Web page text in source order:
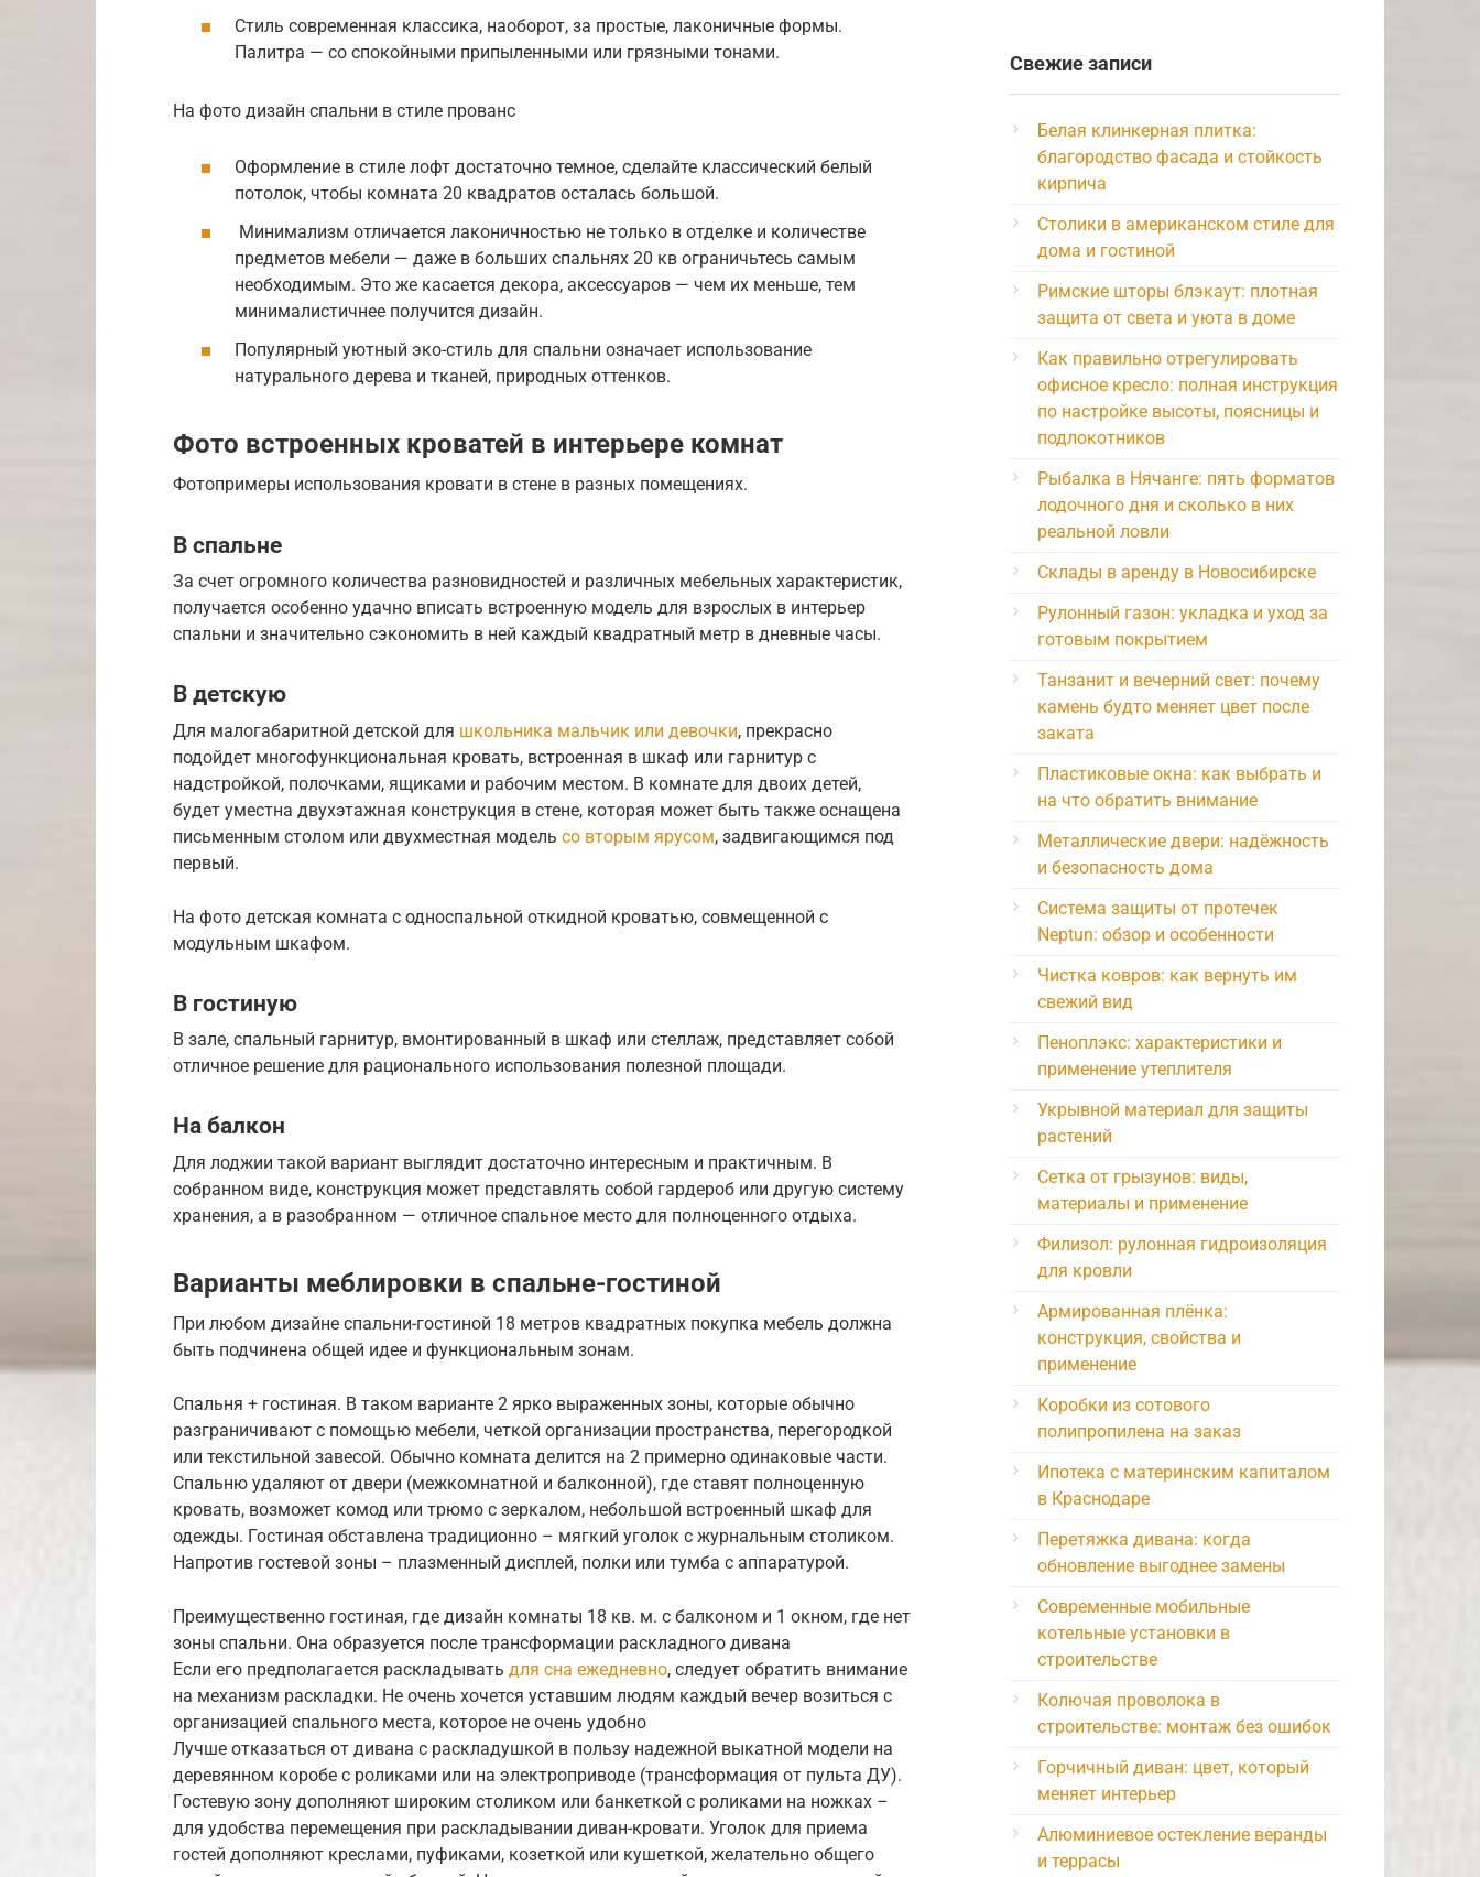
Стиль современная классика, наоборот, за простые, лаконичные формы.
Палитра — со спокойными припыленными или грязными тонами.
На фото дизайн спальни в стиле прованс
Оформление в стиле лофт достаточно темное, сделайте классический белый
потолок, чтобы комната 20 квадратов осталась большой.
Минимализм отличается лаконичностью не только в отделке и количестве
предметов мебели — даже в больших спальнях 20 кв ограничьтесь самым
необходимым. Это же касается декора, аксессуаров — чем их меньше, тем
минималистичнее получится дизайн.
Популярный уютный эко-стиль для спальни означает использование
натурального дерева и тканей, природных оттенков.
Фото встроенных кроватей в интерьере комнат
Фотопримеры использования кровати в стене в разных помещениях.
В спальне
За счет огромного количества разновидностей и различных мебельных характеристик,
получается особенно удачно вписать встроенную модель для взрослых в интерьер
спальни и значительно сэкономить в ней каждый квадратный метр в дневные часы.
В детскую
Для малогабаритной детской для школьника мальчик или девочки, прекрасно
подойдет многофункциональная кровать, встроенная в шкаф или гарнитур с
надстройкой, полочками, ящиками и рабочим местом. В комнате для двоих детей,
будет уместна двухэтажная конструкция в стене, которая может быть также оснащена
письменным столом или двухместная модель со вторым ярусом, задвигающимся под
первый.
На фото детская комната с односпальной откидной кроватью, совмещенной с
модульным шкафом.
В гостиную
В зале, спальный гарнитур, вмонтированный в шкаф или стеллаж, представляет собой
отличное решение для рационального использования полезной площади.
На балкон
Для лоджии такой вариант выглядит достаточно интересным и практичным. В
собранном виде, конструкция может представлять собой гардероб или другую систему
хранения, а в разобранном — отличное спальное место для полноценного отдыха.
Варианты меблировки в спальне-гостиной
При любом дизайне спальни-гостиной 18 метров квадратных покупка мебель должна
быть подчинена общей идее и функциональным зонам.
Спальня + гостиная. В таком варианте 2 ярко выраженных зоны, которые обычно
разграничивают с помощью мебели, четкой организации пространства, перегородкой
или текстильной завесой. Обычно комната делится на 2 примерно одинаковые части.
Спальню удаляют от двери (межкомнатной и балконной), где ставят полноценную
кровать, возможет комод или трюмо с зеркалом, небольшой встроенный шкаф для
одежды. Гостиная обставлена традиционно – мягкий уголок с журнальным столиком.
Напротив гостевой зоны – плазменный дисплей, полки или тумба с аппаратурой.
Преимущественно гостиная, где дизайн комнаты 18 кв. м. с балконом и 1 окном, где нет
зоны спальни. Она образуется после трансформации раскладного дивана
Если его предполагается раскладывать для сна ежедневно, следует обратить внимание
на механизм раскладки. Не очень хочется уставшим людям каждый вечер возиться с
организацией спального места, которое не очень удобно
Лучше отказаться от дивана с раскладушкой в пользу надежной выкатной модели на
деревянном коробе с роликами или на электроприводе (трансформация от пульта ДУ).
Гостевую зону дополняют широким столиком или банкеткой с роликами на ножках –
для удобства перемещения при раскладывании диван-кровати. Уголок для приема
гостей дополняют креслами, пуфиками, козеткой или кушеткой, желательно общего
Свежие записи
Белая клинкерная плитка:
благородство фасада и стойкость
кирпича
Столики в американском стиле для
дома и гостиной
Римские шторы блэкаут: плотная
защита от света и уюта в доме
Как правильно отрегулировать
офисное кресло: полная инструкция
по настройке высоты, поясницы и
подлокотников
Рыбалка в Нячанге: пять форматов
лодочного дня и сколько в них
реальной ловли
Склады в аренду в Новосибирске
Рулонный газон: укладка и уход за
готовым покрытием
Танзанит и вечерний свет: почему
камень будто меняет цвет после
заката
Пластиковые окна: как выбрать и
на что обратить внимание
Металлические двери: надёжность
и безопасность дома
Система защиты от протечек
Neptun: обзор и особенности
Чистка ковров: как вернуть им
свежий вид
Пеноплэкс: характеристики и
применение утеплителя
Укрывной материал для защиты
растений
Сетка от грызунов: виды,
материалы и применение
Филизол: рулонная гидроизоляция
для кровли
Армированная плёнка:
конструкция, свойства и
применение
Коробки из сотового
полипропилена на заказ
Ипотека с материнским капиталом
в Краснодаре
Перетяжка дивана: когда
обновление выгоднее замены
Современные мобильные
котельные установки в
строительстве
Колючая проволока в
строительстве: монтаж без ошибок
Горчичный диван: цвет, который
меняет интерьер
Алюминиевое остекление веранды
и террасы